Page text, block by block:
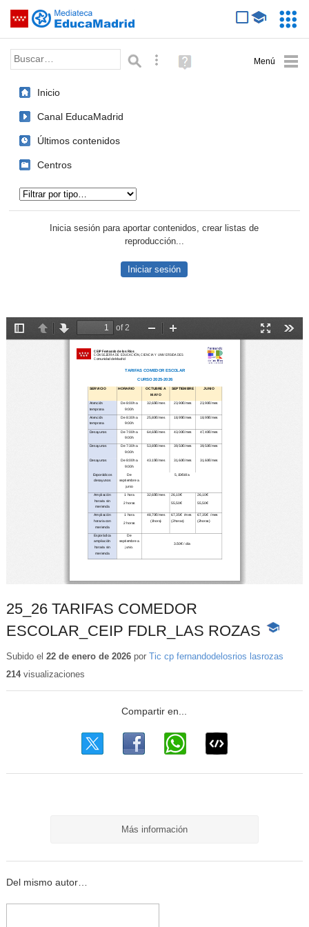
Saltar navegación
Palabra o frase: Búsqueda avanzada
Ayuda
(en
Inicio
Canal EducaMadrid
Últimos contenidos
Centros
Inicia sesión para aportar contenidos, crear listas de
reproducción...
Iniciar sesión
25_26 TARIFAS COMEDOR
ESCOLAR_CEIP FDLR_LAS ROZAS
-
educativo
Subido el 22 de enero de 2026por Tic cp fernandodelosrios lasrozas
214visualizaciones
Más información
Del mismo autor…